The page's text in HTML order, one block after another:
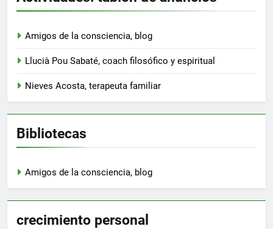
Amigos de la consciencia, blog
Llucià Pou Sabaté, coach filosófico y espiritual
Nieves Acosta, terapeuta familiar
Bibliotecas
Amigos de la consciencia, blog
crecimiento personal